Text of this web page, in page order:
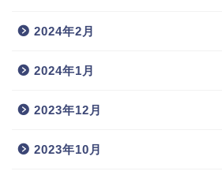
2024年2月
2024年1月
2023年12月
2023年10月